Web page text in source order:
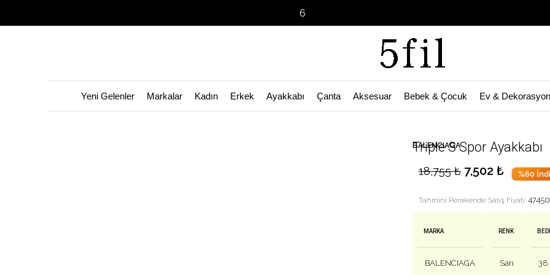
Yeni Gelenler Markalar Kadın Erkek Ayakkabı Çanta Aksesuar Bebek & Çocuk Ev & Dekorasyon
BALENCIAGA
Triple S Spor Ayakkabı
18,755₺ 7,502 ₺ %60
Tahmini Perakende Satış Fiyatı: 47450
MARKA
BALENCIAGA
RENK
Sarı 38